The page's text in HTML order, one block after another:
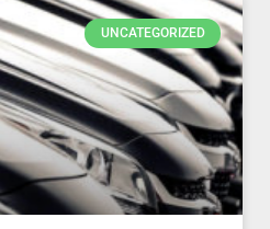
UNCATEGORIZED